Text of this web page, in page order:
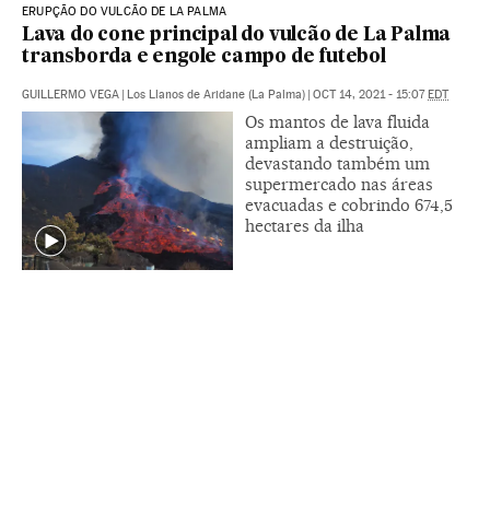
ERUPÇÃO DO VULCÃO DE LA PALMA
Lava do cone principal do vulcão de La Palma
transborda e engole campo de futebol
GUILLERMO VEGA | Los Llanos de Aridane (La Palma) | OCT 14, 2021 - 15:07EDT
Os mantos de lava fluida
ampliam a destruição,
devastando também um
supermercado nas áreas
evacuadas e cobrindo 674,5
hectares da ilha